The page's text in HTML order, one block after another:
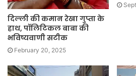
दिल्ली की कमान रेखा गुप्ता के
हाथ, पॉलिटिकल बाबा की
भविष्यवाणी सटीक
February 20, 2025